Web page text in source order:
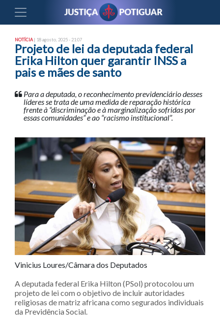
NOTÍCIA | 18 agosto, 2025 - 21:07
Projeto de lei da deputada federal
Erika Hilton quer garantir INSS a
pais e mães de santo
Para a deputada, o reconhecimento previdenciário desses
líderes se trata de uma medida de reparação histórica
frente à “discriminação e à marginalização sofridas por
essas comunidades” e ao “racismo institucional”.
Vinicius Loures/Câmara dos Deputados
A deputada federal Erika Hilton (PSol) protocolou um
projeto de lei com o objetivo de incluir autoridades
religiosas de matriz africana como segurados individuais
da Previdência Social.